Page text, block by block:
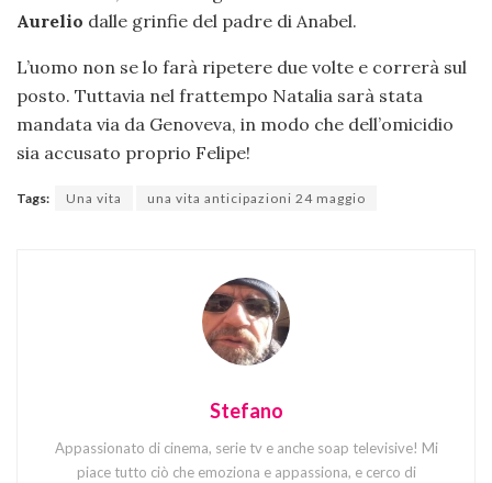
Aurelio dalle grinfie del padre di Anabel.
L’uomo non se lo farà ripetere due volte e correrà sul
posto. Tuttavia nel frattempo Natalia sarà stata
mandata via da Genoveva, in modo che dell’omicidio
sia accusato proprio Felipe!
Tags: Una vita una vita anticipazioni 24 maggio
Stefano
Appassionato di cinema, serie tv e anche soap televisive! Mi
piace tutto ciò che emoziona e appassiona, e cerco di